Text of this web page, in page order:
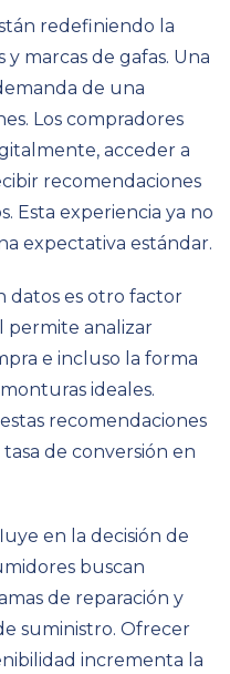
redefiniendo la
marcas de gafas. Una
de una
Los compradores
acceder a
recomendaciones
Esta experiencia ya no
expectativa estándar.
datos es otro factor
permite analizar
e incluso la forma
ideales.
recomendaciones
de conversión en
en la decisión de
buscan
de reparación y
suministro. Ofrecer
incrementa la